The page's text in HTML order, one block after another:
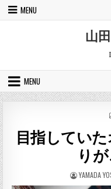
Skip to content
MENU
山
MENU
目指してい
り
AUTHOR:
YAMADA